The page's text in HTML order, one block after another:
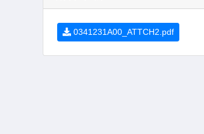
0341231A00_ATTCH2.pdf